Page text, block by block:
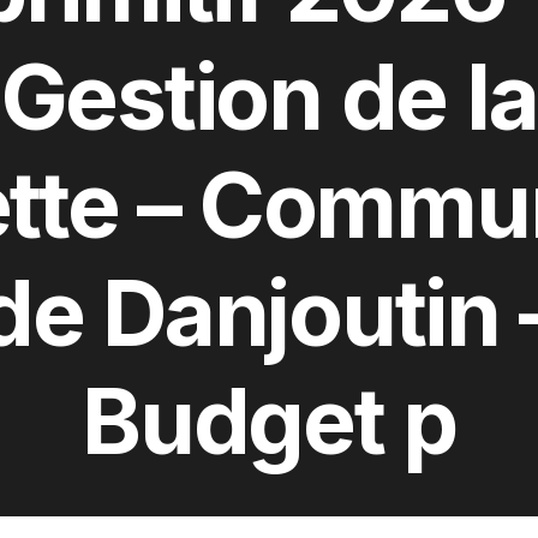
Gestion de la
–
Danjoutin
Budget p